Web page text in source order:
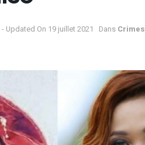
Updated On 19 juillet 2021 Dans